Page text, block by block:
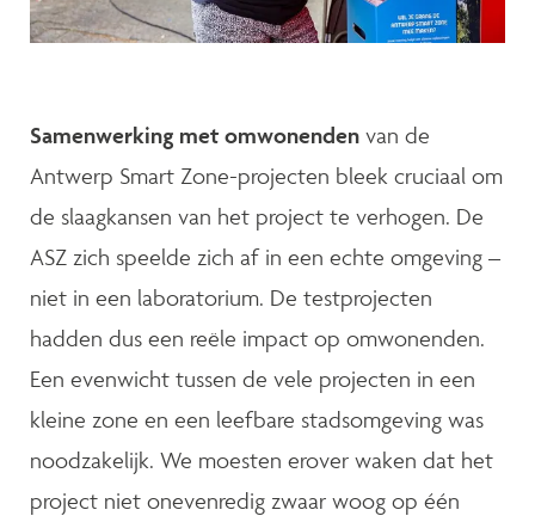
Samenwerking met omwonenden van de
Antwerp Smart Zone-projecten bleek cruciaal om
de slaagkansen van het project te verhogen. De
ASZ zich speelde zich af in een echte omgeving –
niet in een laboratorium. De testprojecten
hadden dus een reële impact op omwonenden.
Een evenwicht tussen de vele projecten in een
kleine zone en een leefbare stadsomgeving was
noodzakelijk. We moesten erover waken dat het
project niet onevenredig zwaar woog op één